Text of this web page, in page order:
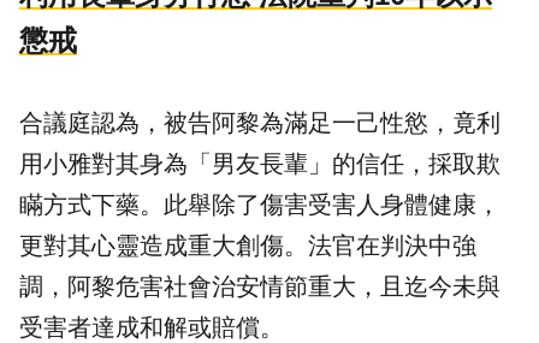
懲戒
合議庭認為，被告阿黎為滿足一己性慾，竟利
用小雅對其身為「男友長輩」的信任，採取欺
瞞方式下藥。此舉除了傷害受害人身體健康，
更對其心靈造成重大創傷。法官在判決中強
調，阿黎危害社會治安情節重大，且迄今未與
受害者達成和解或賠償。